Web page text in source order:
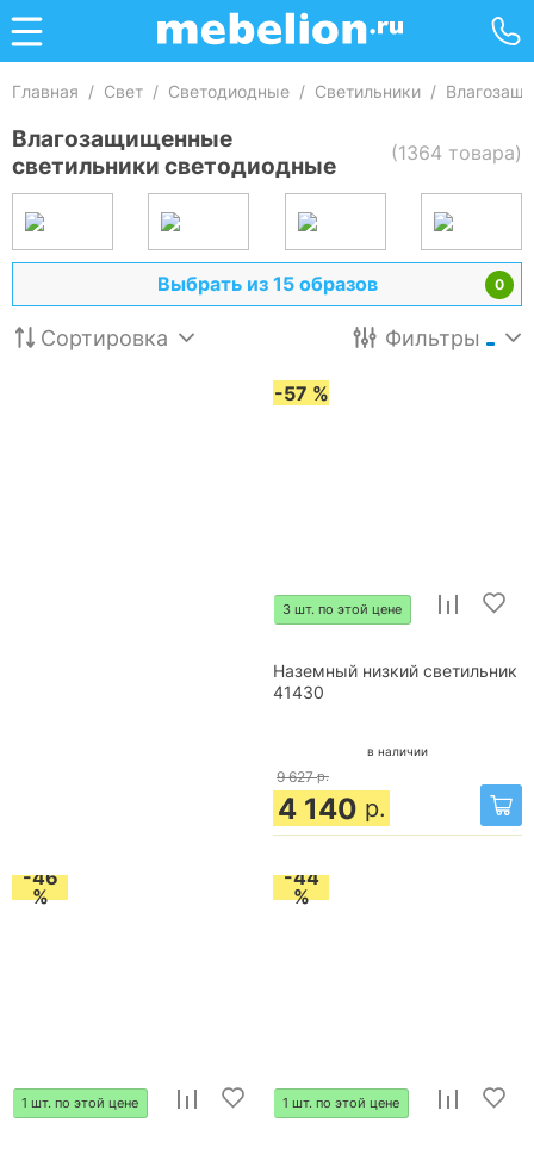
Главная / Свет / Светодиодные / Светильники /
Влагозащищенные
светильники светодиодные
(1364 товара)
0
Выбрать из 15 образов
Сортировка Фильтры
-57 %
3 шт. по этой цене
Наземный низкий светильник
41430
в наличии
9 627 р.
4 140 р.
-46
%
1 шт. по этой цене
-44
%
1 шт. по этой цене